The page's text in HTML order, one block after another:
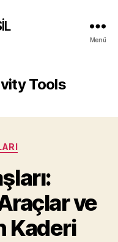
Menü
Tools
ve
Kaderi